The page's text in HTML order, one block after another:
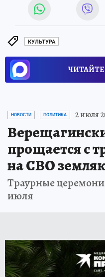
КУЛЬТУРА
НОВОСТИ ПОЛИТИКА 2 июля
прощается с
на СВО
Траурные
июля